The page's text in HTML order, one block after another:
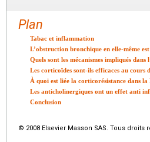
Plan
Tabac et inflammation
L’obstruction bronchique en elle-même
Quels sont les mécanismes impliqués
Les corticoïdes sont-ils efficaces au cours
À quoi est liée la corticorésistance dans la
Les anticholinergiques ont un effet anti
Conclusion
© 2008 Elsevier Masson SAS. Tous droits